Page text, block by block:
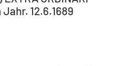
12.6.1689